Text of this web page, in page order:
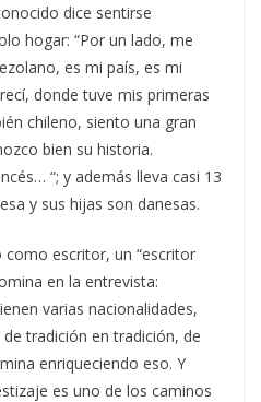
dice sentirse
hogar: “Por un lado, me
es mi país, es mi
donde tuve mis primeras
chileno, siento una gran
bien su historia.
“; y además lleva casi 13
y sus hijas son danesas.
escritor, un “escritor
en la entrevista:
varias nacionalidades,
tradición en tradición, de
enriqueciendo eso. Y
es uno de los caminos